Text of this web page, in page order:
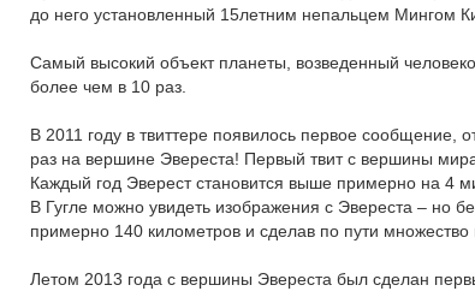
до него установленный 15летним непальцем Мингом
Самый высокий объект планеты, возведенный
более чем в 10 раз.
В 2011 году в твиттере появилось первое
раз на вершине Эвереста! Первый твит с вершины
Каждый год Эверест становится выше примерно на 4
В Гугле можно увидеть изображения с Эвереста – но
примерно 140 километров и сделав по пути множество
Летом 2013 года с вершины Эвереста был сделан